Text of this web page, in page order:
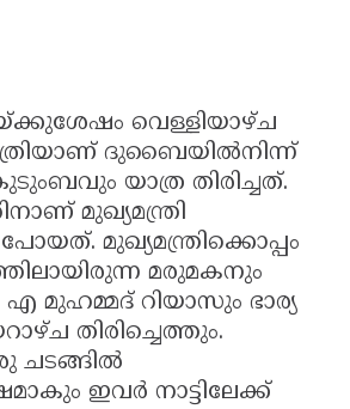
വെള്ളിയാഴ്ച
ദുബൈയില്‍നിന്ന്
യാത്ര തിരിച്ചത്.
മുഖ്യമന്ത്രി
മുഖ്യമന്ത്രിക്കൊപ്പം
മരുമകനും
എ മുഹമ്മദ് റിയാസും ഭാര്യ
തിരിച്ചെത്തും.
ഇവര്‍ നാട്ടിലേക്ക്